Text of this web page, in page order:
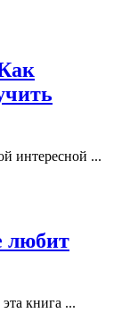
интересной ...
любит
книга ...